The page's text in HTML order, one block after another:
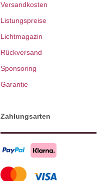
Versandkosten
Listungspreise
Lichtmagazin
Rückversand
Sponsoring
Garantie
Zahlungsarten